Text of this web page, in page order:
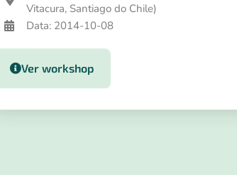
Vitacura, Santiago do Chile)
Data: 2014-10-08
Ver workshop